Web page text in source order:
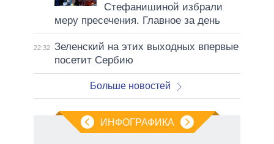
Стефанишиной избрали
меру пресечения. Главное за день
22:32 Зеленский на этих выходных впервые
посетит Сербию
Больше новостей
ИНФОГРАФИКА